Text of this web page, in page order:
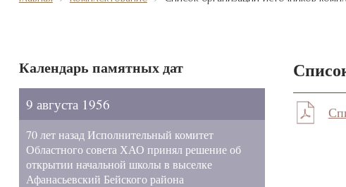
Календарь памятных дат
9 августа 1956
70 лет назад Исполнительный комитет
Областного совета ХАО принял решение об
открытии начальной школы в выселке
Афанасьевский Бейского района